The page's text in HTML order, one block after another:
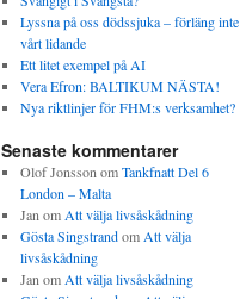
Lyssna på oss dödssjuka – förläng inte
vårt lidande
Ett litet exempel på AI
Vera Efron: BALTIKUM NÄSTA!
Nya riktlinjer för FHM:s verksamhet?
Senaste kommentarer
Olof Jonsson omTankfnatt Del 6
London – Malta
Jan om Att välja livsåskådning
Gösta Singstrandom Att välja
livsåskådning
Jan om Att välja livsåskådning